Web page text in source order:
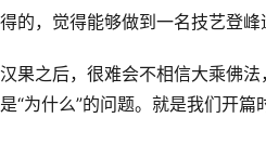
的，觉得能够做到一名技艺登
果之后，很难会不相信大乘佛
“为什么”的问题。就是我们开篇